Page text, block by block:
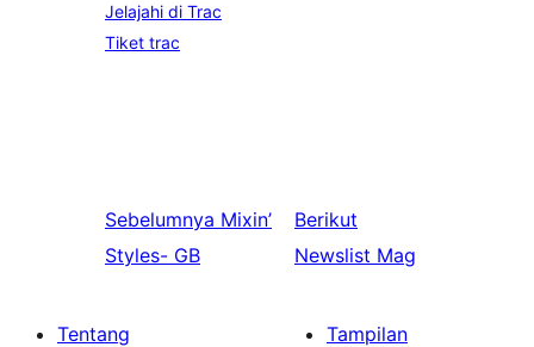
Jelajahi di Trac
Tiket trac
Sebelumnya Mixin’
Styles- GB
Berikut
Newslist Mag
Tentang
Tampilan